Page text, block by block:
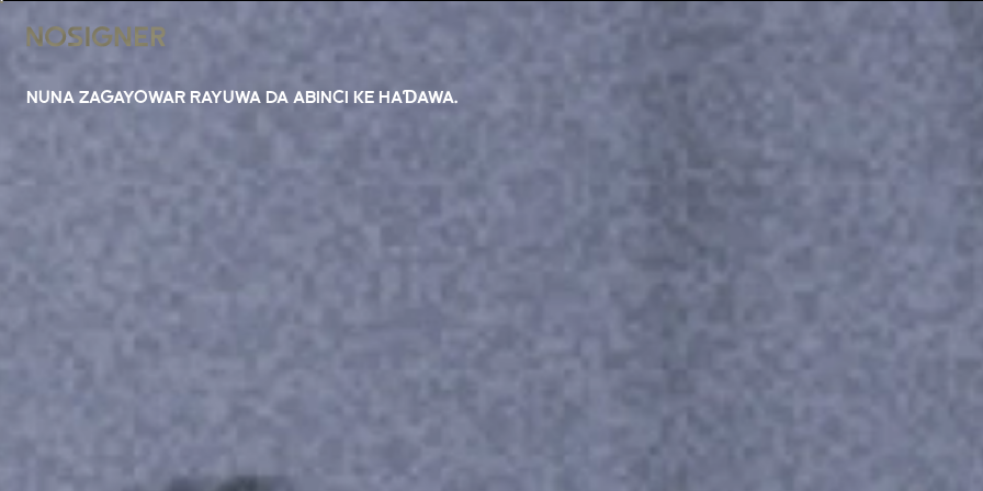
GIDA
NUNA ZAGAYOWAR RAYUWA DA ABINCI KE HAƊAWA.